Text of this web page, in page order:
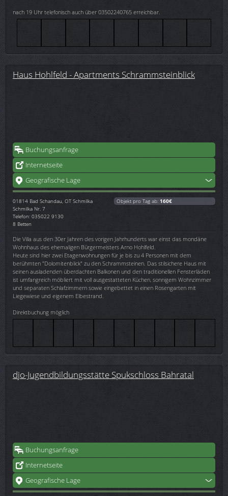
nach 19 Uhr telefonisch auch über 03502240765 erreichbar.
Haus Hohlfeld - Apartments Schrammsteinblick
Buchungsanfrage
Internetseite
Geografische Lage
01814 Bad Schandau, OT Schmilka
Schmilka Nr. 7
Telefon: 035022 9130
8 Betten
Objekt pro Tag ab: 160€
Die Villa aus den 30er Jahren des vorigen Jahrhunderts war einst das mondäne
Wohnhaus des ehemaligen Bürgermeisters Arno Hohlfeld.
Heute sind hier zwei Etagenwohnungen für je bis zu 4 Personen mit dem
berühmten "Dolomitenblick" zu den Schrammsteinen. Das stilsichere Haus mit
seinen ausladenden überdachten Balkonen und den traditionellen Fensterläden
ist umfangreich möbliert mit voll ausgestatteten Küchen, sonnigem Wohnzimmer
und separaten Schlafzimmern sowie eingebettet in einen Rosengarten mit
Liegewiese und eigenem Elbestrand.
Direktbuchung möglich
djo-Jugendbildungsstätte Spukschloss Bahratal
Buchungsanfrage
Internetseite
Geografische Lage